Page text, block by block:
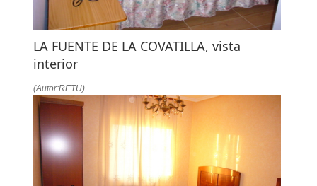
LA FUENTE DE LA COVATILLA, vista
interior
(Autor:RETU)